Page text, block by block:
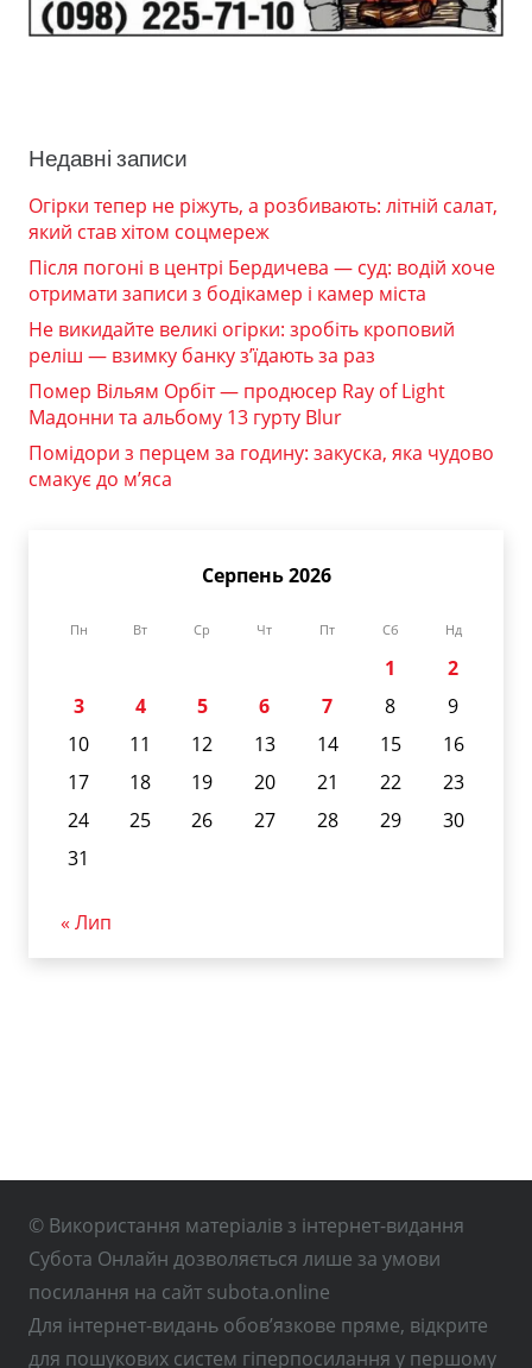
Недавні записи
Огірки тепер не ріжуть, а розбивають: літній салат,
який став хітом соцмереж
Після погоні в центрі Бердичева — суд: водій хоче
отримати записи з бодікамер і камер міста
Не викидайте великі огірки: зробіть кроповий
реліш — взимку банку з’їдають за раз
Помер Вільям Орбіт — продюсер Ray of Light
Мадонни та альбому 13 гурту Blur
Помідори з перцем за годину: закуска, яка чудово
смакує до м’яса
Серпень 2026
Пн Вт Ср Чт Пт Сб Нд
1
2
3
4 5 6 7 8
9
10
11 12 13 14 15
16
17
18 19 20 21 22
23
24
25 26 27 28 29
30
31
« Лип
© Використання матеріалів з інтернет-видання
Субота Онлайн дозволяється лише за умови
посилання на сайт subota.online
Для інтернет-видань обов’язкове пряме, відкрите
для пошукових систем гіперпосилання у першому